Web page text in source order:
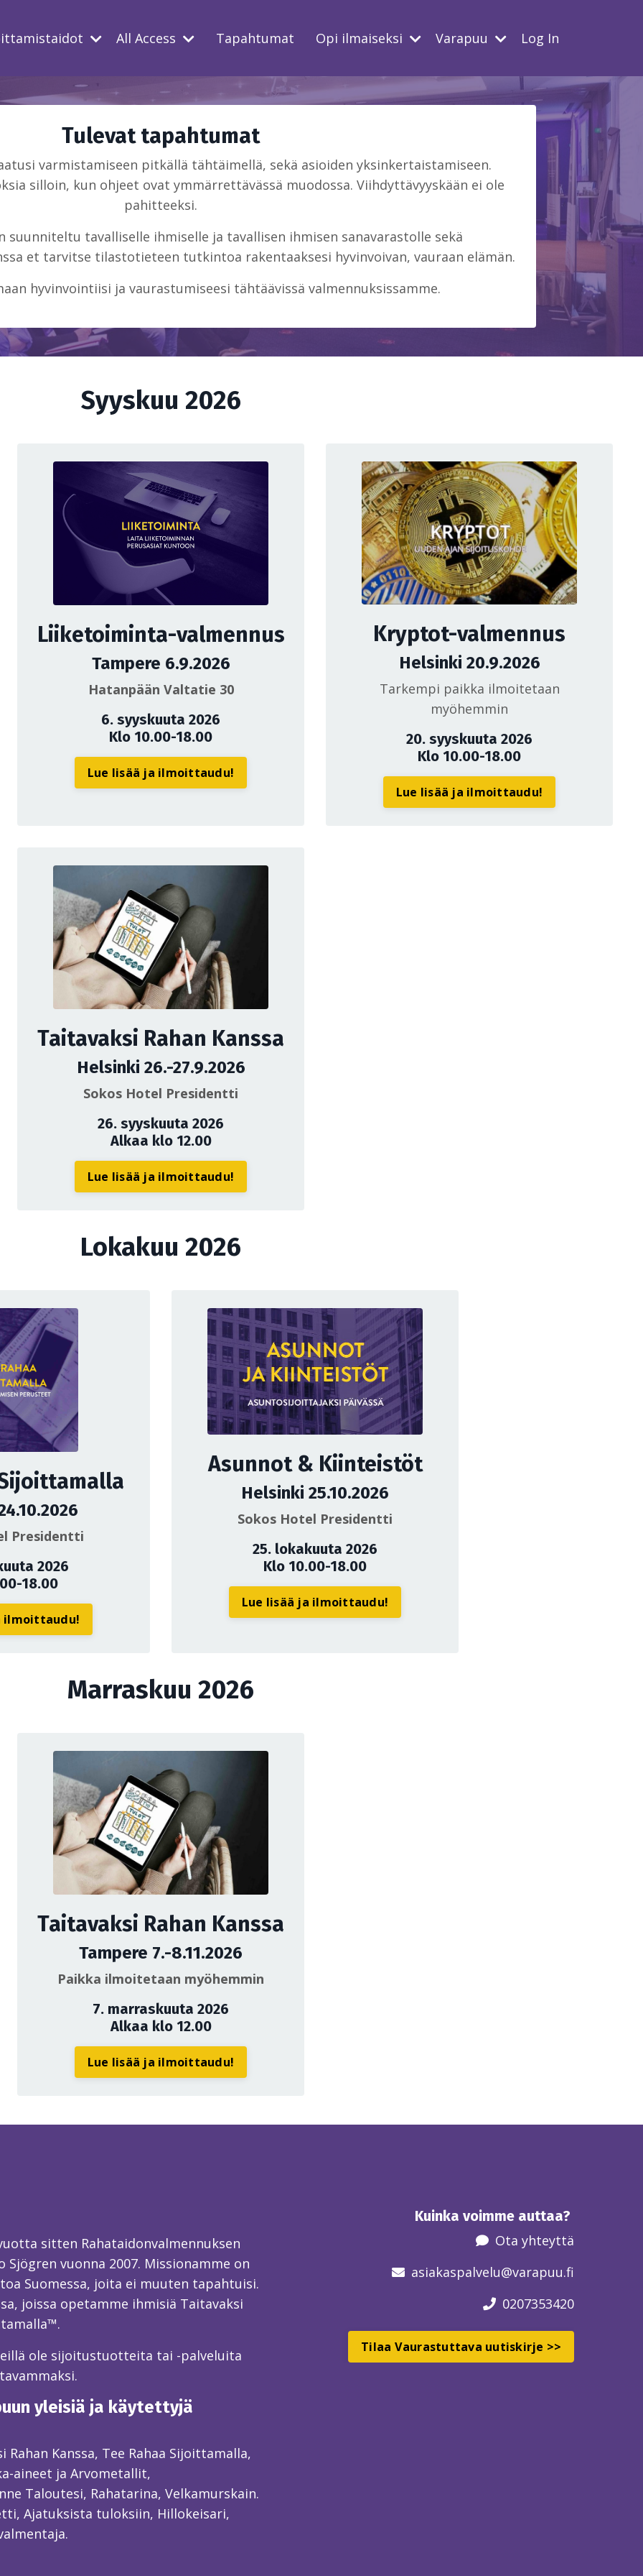
All Access Tapahtumat Opi ilmaiseksi Varapuu Log In
Tulevat tapahtumat
varmistamiseen pitkällä tähtäimellä, sekä asioiden yksinkertaistamiseen.
silloin, kun ohjeet ovat ymmärrettävässä muodossa. Viihdyttävyyskään ei ole
pahitteeksi.
suunniteltu tavalliselle ihmiselle ja tavallisen ihmisen sanavarastolle sekä
et tarvitse tilastotieteen tutkintoa rakentaaksesi hyvinvoivan, vauraan elämän.
hyvinvointiisi ja vaurastumiseesi tähtäävissä valmennuksissamme.
Syyskuu 2026
Liiketoiminta-valmennus
Tampere 6.9.2026
Hatanpään Valtatie 30
6. syyskuuta 2026
Klo 10.00-18.00
Lue lisää ja ilmoittaudu!
Kryptot-valmennus
Helsinki 20.9.2026
Tarkempi paikka ilmoitetaan
myöhemmin
20. syyskuuta 2026
Klo 10.00-18.00
Lue lisää ja ilmoittaudu!
Taitavaksi Rahan Kanssa
Helsinki 26.-27.9.2026
Sokos Hotel Presidentti
26. syyskuuta 2026
Alkaa klo 12.00
Lue lisää ja ilmoittaudu!
Lokakuu 2026
Presidentti
2026
18.00
ilmoittaudu!
Asunnot & Kiinteistöt
Helsinki 25.10.2026
Sokos Hotel Presidentti
25. lokakuuta 2026
Klo 10.00-18.00
Lue lisää ja ilmoittaudu!
Marraskuu 2026
Taitavaksi Rahan Kanssa
Tampere 7.-8.11.2026
Paikka ilmoitetaan myöhemmin
7. marraskuuta 2026
Alkaa klo 12.00
Lue lisää ja ilmoittaudu!
sitten Rahataidonvalmennuksen
vuonna 2007. Missionamme on
Suomessa, joita ei muuten tapahtuisi.
joissa opetamme ihmisiä Taitavaksi
ole sijoitustuotteita tai -palveluita
yleisiä ja käytettyjä
Kanssa, Tee Rahaa Sijoittamalla,
aineet ja Arvometallit,
Taloutesi, Rahatarina, Velkamurskain.
Ajatuksista tuloksiin, Hillokeisari,
Kuinka voimme auttaa?
Ota yhteyttä
asiakaspalvelu@varapuu.fi
0207353420
Tilaa Vaurastuttava uutiskirje >>